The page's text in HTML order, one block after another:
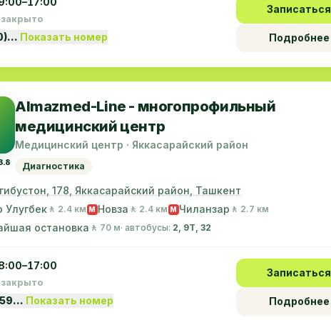
Показать номер
Записаться
Подробнее
Almazmed-Line - многопрофильный
медицинский центр
Медицинский центр · Яккасарайский район
Диагностика
178, Яккасарайский район, Ташкент
Улугбек 🚶 2.4 км M Новза 🚶 2.4 км M Чиланзар 🚶 2.7 км
остановка 🚶 70 м· автобусы: 2, 9Т, 32
Показать номер
Записаться
Подробнее